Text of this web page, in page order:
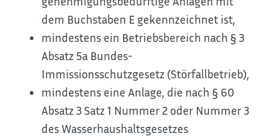
dem Buchstaben E gekennzeichnet ist,
mindestens ein Betriebsbereich nach § 3
Absatz 5a Bundes-
Immissionsschutzgesetz (Störfallbetrieb),
mindestens eine Anlage, die nach § 60
Absatz 3 Satz 1 Nummer 2 oder Nummer 3
des Wasserhaushaltsgesetzes